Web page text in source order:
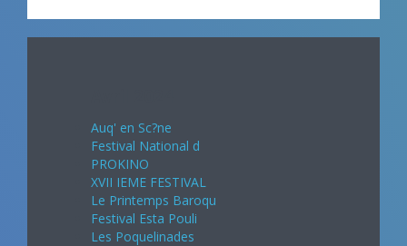
Auq' en Sc?ne
Festival National d
PROKINO
XVII IEME FESTIVAL
Le Printemps Baroqu
Festival Esta Pouli
Les Poquelinades